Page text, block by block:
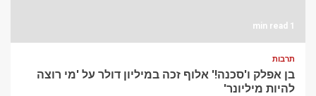
1 min read
תרבות
בן אפלק ו'סכנה!' אלוף זכה במיליון דולר על 'מי רוצה
להיות מיליונר'